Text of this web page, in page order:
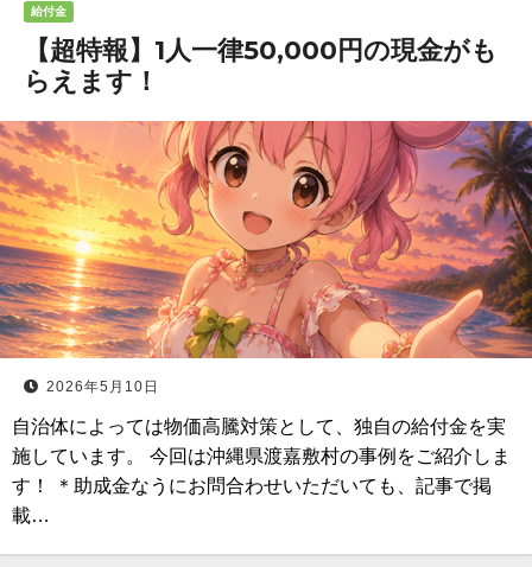
給付金
【超特報】1人一律50,000円の現金がも
らえます！
2026年5月10日
自治体によっては物価高騰対策として、独自の給付金を実
施しています。 今回は沖縄県渡嘉敷村の事例をご紹介しま
す！ ＊助成金なうにお問合わせいただいても、記事で掲
載…